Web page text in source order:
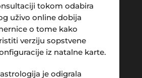
tokom odabira
uživo online dobija
o tome kako
verziju sopstvene
iz natalne karte.
je odigrala